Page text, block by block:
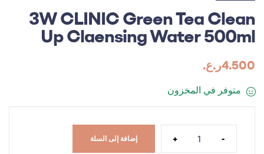
3W CLINIC Green Tea Clean
Up Claensing Water 500ml
4.500ر.ع.
متوفر في المخزون
-
+ إضافة إلى السلة